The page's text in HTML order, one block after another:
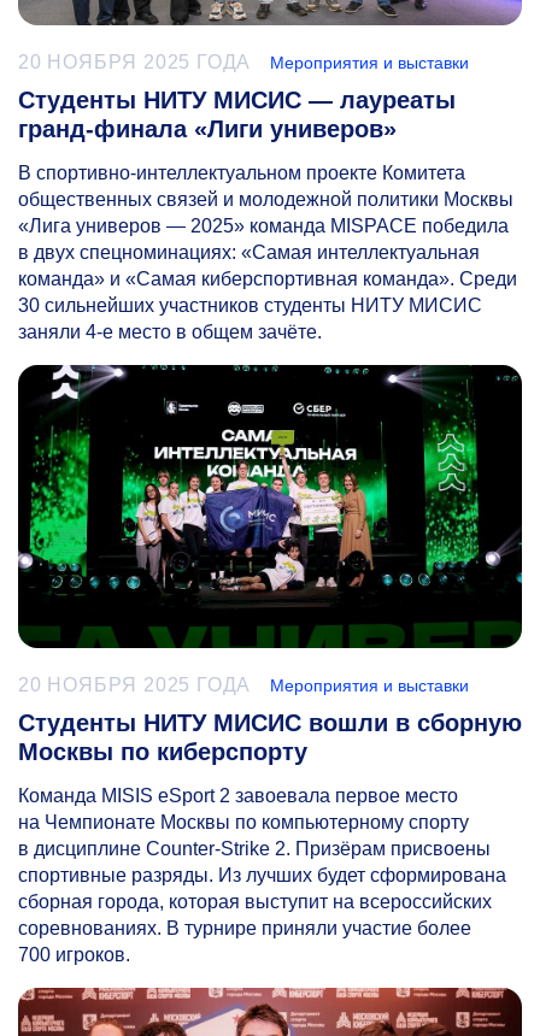
20 НОЯБРЯ 2025 ГОДА Мероприятия и выставки
Студенты НИТУ МИСИС — лауреаты
гранд-финала «Лиги универов»
В спортивно-интеллектуальном проекте Комитета
общественных связей и молодежной политики Москвы
«Лига универов — 2025» команда MISPACE победила
в двух спецноминациях: «Самая интеллектуальная
команда» и «Самая киберспортивная команда». Среди
30 сильнейших участников студенты НИТУ МИСИС
заняли 4-е место в общем зачёте.
20 НОЯБРЯ 2025 ГОДА Мероприятия и выставки
Студенты НИТУ МИСИС вошли в сборную
Москвы по киберспорту
Команда MISIS eSport 2 завоевала первое место
на Чемпионате Москвы по компьютерному спорту
в дисциплине Counter-Strike 2. Призёрам присвоены
спортивные разряды. Из лучших будет сформирована
сборная города, которая выступит на всероссийских
соревнованиях. В турнире приняли участие более
700 игроков.